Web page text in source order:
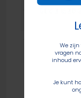
Berwick
Cornell
We
vragen
inhoud
Je kunt